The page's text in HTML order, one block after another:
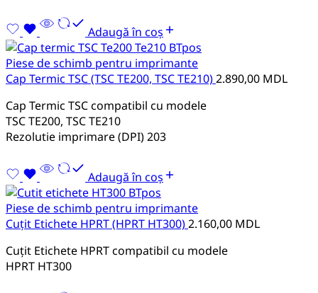
Adaugă în coș
Piese de schimb pentru imprimante
Cap Termic TSC (TSC TE200, TSC TE210)2.890,00 MDL
Cap Termic TSC compatibil cu modele
TSC TE200, TSC TE210
Rezolutie imprimare (DPI) 203
Adaugă în coș
Piese de schimb pentru imprimante
Cuțit Etichete HPRT (HPRT HT300)2.160,00 MDL
Cuțit Etichete HPRT compatibil cu modele
HPRT HT300